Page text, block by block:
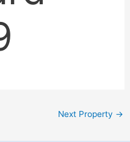
Next Property →